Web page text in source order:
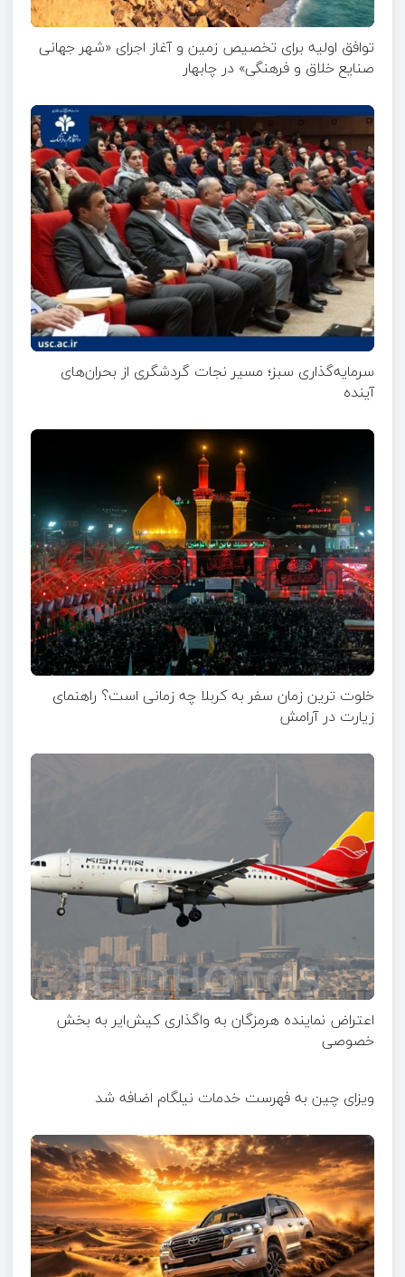
توافق اولیه برای تخصیص زمین و آغاز اجرای «شهر جهانی
صنایع خلاق و فرهنگی» در چابهار
سرمایه‌گذاری سبز؛ مسیر نجات گردشگری از بحران‌های
آینده
خلوت ترین زمان سفر به کربلا چه زمانی است؟ راهنمای
زیارت در آرامش
اعتراض نماینده هرمزگان به واگذاری کیش‌ایر به بخش
خصوصی
ویزای چین به فهرست خدمات نیلگام اضافه شد